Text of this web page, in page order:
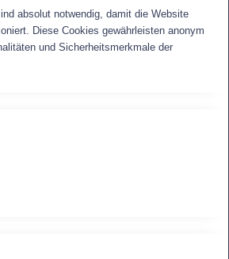
absolut notwendig, damit die Website
Diese Cookies gewährleisten anonym
und Sicherheitsmerkmale der